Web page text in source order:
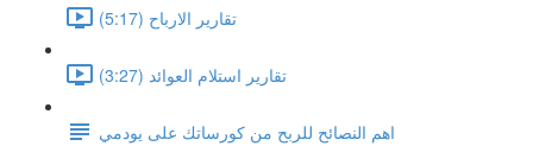
تقارير الارباح (5:17)
تقارير استلام العوائد (3:27)
اهم النصائح للربح من كورساتك على يودمي